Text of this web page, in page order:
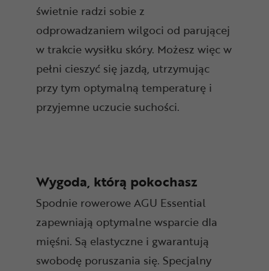
świetnie radzi sobie z
odprowadzaniem wilgoci od parującej
w trakcie wysiłku skóry. Możesz więc w
pełni cieszyć się jazdą, utrzymując
przy tym optymalną temperaturę i
przyjemne uczucie suchości.
Wygoda, którą pokochasz
Spodnie rowerowe AGU Essential
zapewniają optymalne wsparcie dla
mięśni. Są elastyczne i gwarantują
swobodę poruszania się. Specjalny